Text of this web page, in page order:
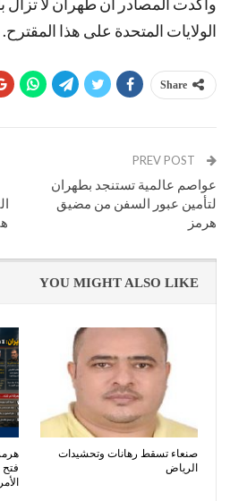
الولايات المتحدة على هذا المقترح.
Share
عواصم عالمية تستنجد بطهران
لتأمين عبور السفن من مضيق
هرمز
YOU MIGHT ALSO LIKE
صنعاء تسقط رهانات وتحشيدات
الرياض
فتح